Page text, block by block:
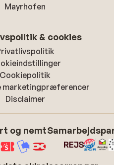
Mayrhofen
& cookies
Cookiepolitik
marketingpræferencer
Disclaimer
og nemt